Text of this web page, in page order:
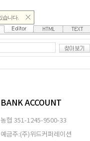
BANK ACCOUNT
농협 351-1245-9500-33
예금주:(주)위드커퍼레이션